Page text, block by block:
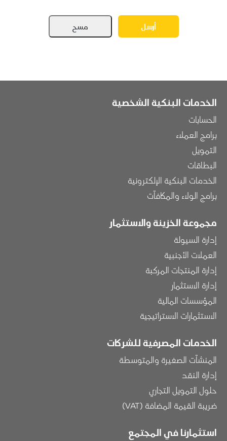
الخدمات البنكية الشخصية
الحسابات
برامج العملاء
التمويل
البطاقات
الخدمات البنكية الإلكترونية
برامج الولاء والمكافآت
مجموعة الخزينة والاستثمار
إدارة السيولة
العملات الأجنبية
إدارة المنتجات المركبة
إدارة الاستثمار
المؤسسات المالية
الاستثمارات الاستراتيجية
الخدمات المصرفية للشركات
المنشآت الصغيرة والمتوسطة
إدارة النقد
حلول التمويل التجاري
ضريبة القيمة المضافة (VAT)
استثمارنا في المجتمع